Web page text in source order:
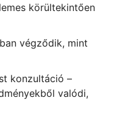
körültekintően
végződik, mint
konzultáció –
valódi,